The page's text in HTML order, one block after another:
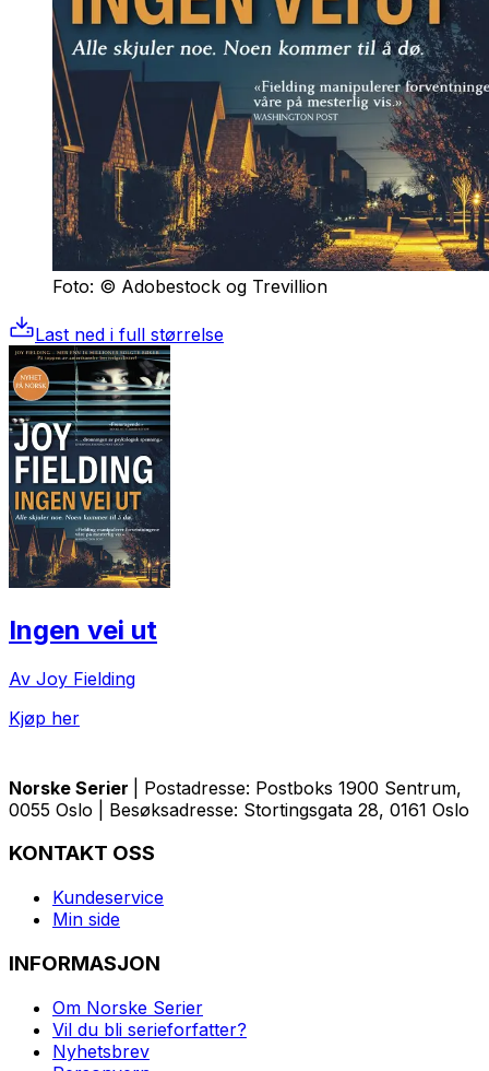
Foto: © Adobestock og Trevillion
Last ned i full størrelse
Ingen vei ut
Av Joy Fielding
Kjøp her
Norske Serier
| Postadresse: Postboks 1900 Sentrum,
0055 Oslo | Besøksadresse: Stortingsgata 28, 0161 Oslo
KONTAKT OSS
Kundeservice
Min side
INFORMASJON
Om Norske Serier
Vil du bli serieforfatter?
Nyhetsbrev